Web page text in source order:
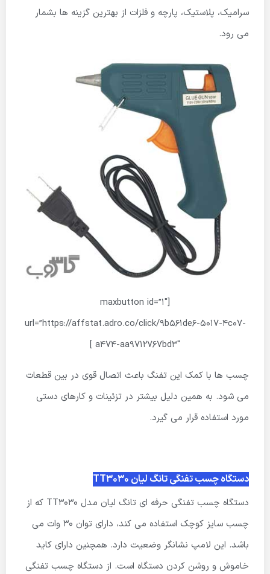
سرامیک، پلاستیک، پارچه و فلزات از بهترین گزینه ها بشمار
می رود.
[maxbutton id=”1″
url=”https://affstat.adro.co/click/9b561de6-5017-4c07-
a474-aa9712767bd3″ ]
چسب ها با کمک این تفنگ باعث اتصال قوی در بین قطعات
می شود. به همین دلیل بیشتر در تزئینات و کارهای دستی
مورد استفاده قرار می گیرد.
دستگاه چسب تفنگی تانگ لیان TT3030
دستگاه چسب تفنگی حرفه ای تانگ لیان مدل TT3030 که از
چسب سایز کوچک استفاده می کند، دارای توان 30 وات می
باشد. این لامپ نشانگر وضعیت دارد. همچنین دارای کاید
خاموش و روشن کردن دستگاه است. از دستگاه چسب تفنگی